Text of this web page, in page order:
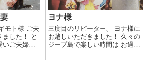
モト様 ご夫
ました！ と
ご夫婦！
えやら、良
ヨナ様
三度目のリピーター、 ヨナ様に
お越しいただきました！ 久々の
ジープ島で楽しい時間は お過ご
ジープ島大好き！とおっしゃっ